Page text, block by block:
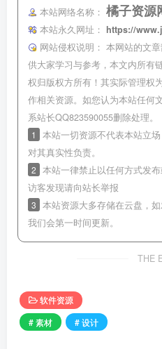
本站网络名称： 橘子资源
本站永久网址：
https://
网站侵权说明： 本网站的文
供大家学习与参考，本文内所有
权归版权方所有！其实际管理权
作相关资源。如您认为本站任何
系站长QQ823590055删除处理。
1
本站一切资源不代表本站立
对其真实性负责。
2 本站一律禁止以任何方式发
访客发现请向站长举报
3 本站资源大多存储在云盘，
我们会第一时间更新。
THE
软件资源
# 素材
# 设计